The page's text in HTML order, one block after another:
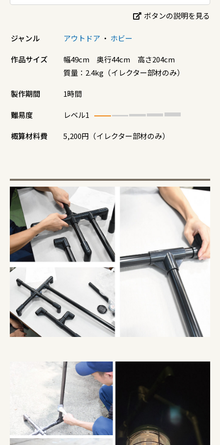
ボタンの説明を見る
ジャンル アウトドア ・ ホビー
作品サイズ
幅49cm 奥行44cm 高さ204cm
質量：2.4kg（イレクター部材のみ）
製作期間 1時間
難易度 レベル1
概算材料費 5,200円（イレクター部材のみ）